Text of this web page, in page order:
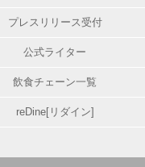
プレスリリース受付
公式ライター
飲食チェーン一覧
reDine[リダイン]